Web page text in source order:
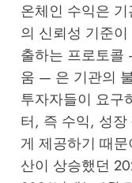
온체인 수익은
의 신뢰성 기준
출하는 프로토
움 — 은 기관의
투자자들이 요구
터, 즉 수익, 성
게 제공하기 때
산이 상승했던